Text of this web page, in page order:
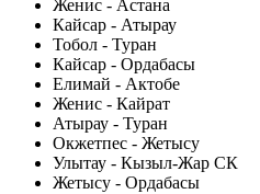
Женис - Астана
Кайсар - Атырау
Тобол - Туран
Кайсар - Ордабасы
Елимай - Актобе
Женис - Кайрат
Атырау - Туран
Окжетпес - Жетысу
Улытау - Кызыл-Жар СК
Жетысу - Ордабасы